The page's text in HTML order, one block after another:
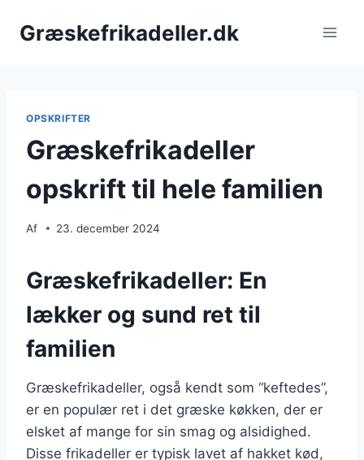
Græskefrikadeller.dk
OPSKRIFTER
Græskefrikadeller
opskrift til hele familien
Af 23. december 2024
Græskefrikadeller: En
lækker og sund ret til
familien
Græskefrikadeller, også kendt som “keftedes”,
er en populær ret i det græske køkken, der er
elsket af mange for sin smag og alsidighed.
Disse frikadeller er typisk lavet af hakket kød,